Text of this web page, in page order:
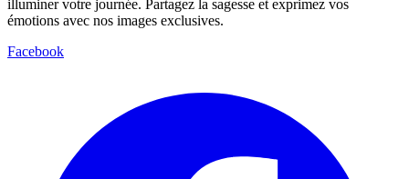
illuminer votre journée. Partagez la sagesse et exprimez vos
émotions avec nos images exclusives.
Facebook